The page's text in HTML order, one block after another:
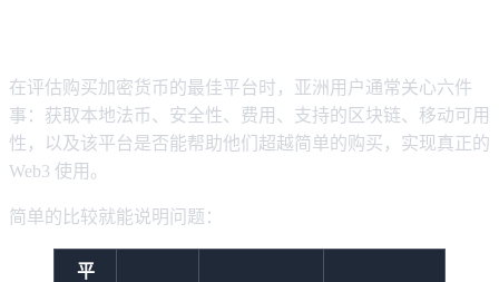
在评估购买加密货币的最佳平台时，亚洲用户通常关心六件
事：获取本地法币、安全性、费用、支持的区块链、移动可用
性，以及该平台是否能帮助他们超越简单的购买，实现真正的
Web3 使用。
简单的比较就能说明问题：
平